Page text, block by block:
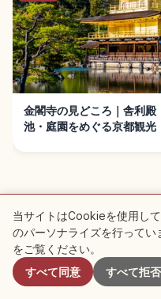
金閣寺の見どころ｜舎利殿
池・庭園をめぐる京都観光
利用規約プライバ
当サイトはCookieを使用し
のパーソナライズを行ってい
をご覧ください。
すべて同意
すべて拒否